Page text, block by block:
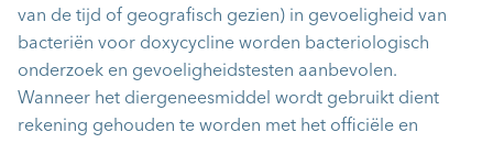
van de tijd of geografisch gezien) in gevoeligheid van
bacteriën voor doxycycline worden bacteriologisch
onderzoek en gevoeligheidstesten aanbevolen.
Wanneer het diergeneesmiddel wordt gebruikt dient
rekening gehouden te worden met het officiële en